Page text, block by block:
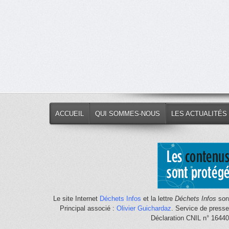
ACCUEIL QUI SOMMES-NOUS LES ACTUALITÉS
Le site Internet Déchets Infos et la lettre Déchets Infos
Principal associé : Olivier Guichardaz. Service de
Déclaration CNIL n°